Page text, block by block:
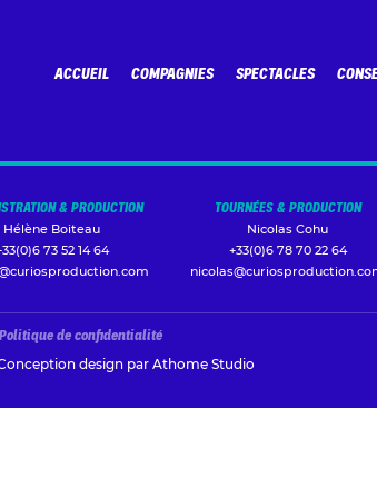
ACCUEIL COMPAGNIES SPECTACLES
& PRODUCTION
Hélène Boiteau
73 52 14 64
TOURNÉES & PRODUCTION
Nicolas Cohu
+33(0)6 78 70 22 64
Politique de confidentialité
design parAthome Studio